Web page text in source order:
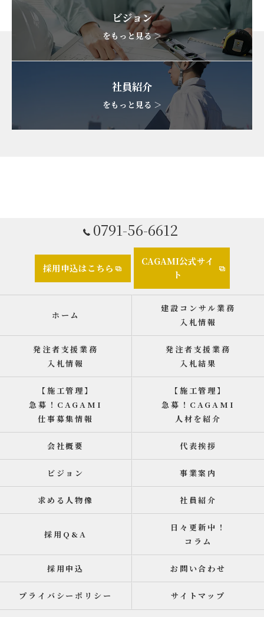
ビジョン
をもっと見る ＞
社員紹介
をもっと見る ＞
0791-56-6612
採用申込はこちら
CAGAMI公式サイ
ト
ホーム
建設コンサル業務
入札情報
発注者支援業務
入札情報
発注者支援業務
入札結果
【施工管理】
急募！CAGAMI
仕事募集情報
【施工管理】
急募！CAGAMI
人材を紹介
会社概要 代表挨拶
ビジョン 事業案内
求める人物像 社員紹介
採用Q&A
日々更新中！
コラム
採用申込 お問い合わせ
プライバシーポリシー サイトマップ